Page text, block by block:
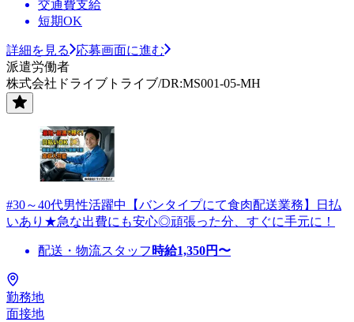
交通費支給
短期OK
詳細を見る
応募画面に進む
派遣労働者
株式会社ドライブトライブ/DR:MS001-05-MH
#30～40代男性活躍中【バンタイプにて食肉配送業務】日払
いあり★急な出費にも安心◎頑張った分、すぐに手元に！
配送・物流スタッフ 時給1,350円〜
勤務地
面接地